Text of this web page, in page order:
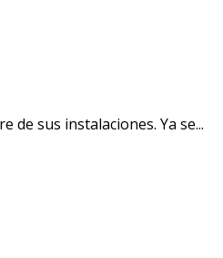
de sus instalaciones. Ya se...